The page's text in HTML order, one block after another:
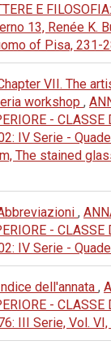
E
13, Renée K.
of Pisa, 231-
VII. The
workshop ,
- CLASSE
IV Serie -
The stained
,
- CLASSE
IV Serie -
dell'annata ,
- CLASSE
III Serie, Vol.